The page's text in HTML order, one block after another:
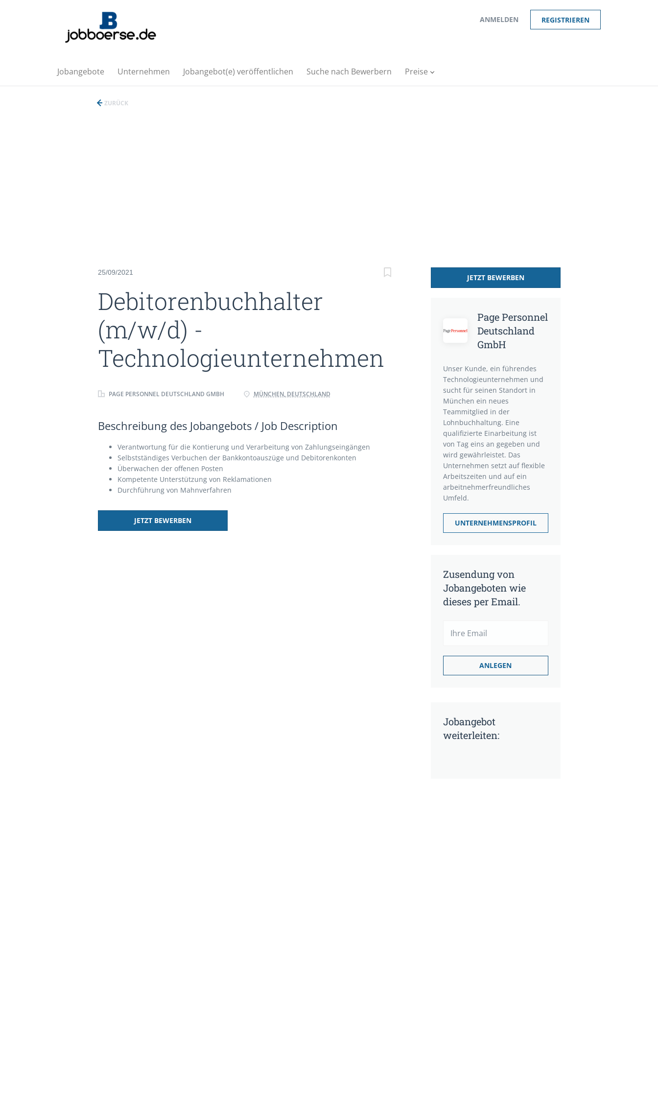
ANMELDEN REGISTRIEREN
Jobangebote Unternehmen Jobangebot(e) veröffentlichen Suche nach Bewerbern Preise
ZURÜCK
25/09/2021
Debitorenbuchhalter
(m/w/d) -
Technologieunternehmen
PAGE PERSONNEL DEUTSCHLAND GMBH MÜNCHEN, DEUTSCHLAND
Beschreibung des Jobangebots / Job Description
Verantwortung für die Kontierung und Verarbeitung von Zahlungseingängen
Selbstständiges Verbuchen der Bankkontoauszüge und Debitorenkonten
Überwachen der offenen Posten
Kompetente Unterstützung von Reklamationen
Durchführung von Mahnverfahren
JETZT BEWERBEN
JETZT BEWERBEN
Page Personnel
Deutschland
GmbH
Unser Kunde, ein führendes
Technologieunternehmen und
sucht für seinen Standort in
München ein neues
Teammitglied in der
Lohnbuchhaltung. Eine
qualifizierte Einarbeitung ist
von Tag eins an gegeben und
wird gewährleistet. Das
Unternehmen setzt auf flexible
Arbeitszeiten und auf ein
arbeitnehmerfreundliches
Umfeld.
UNTERNEHMENSPROFIL
Zusendung von
Jobangeboten wie
dieses per Email.
Jobangebot
weiterleiten: